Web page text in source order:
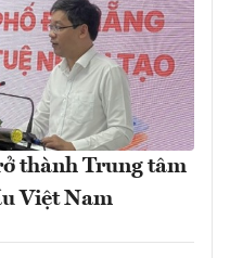
thành Trung tâm
Việt Nam